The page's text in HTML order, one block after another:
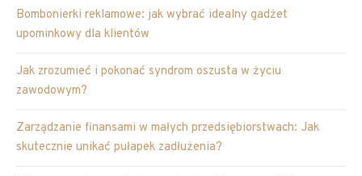
Bombonierki reklamowe: jak wybrać idealny gadżet
upominkowy dla klientów
Jak zrozumieć i pokonać syndrom oszusta w życiu
zawodowym?
Zarządzanie finansami w małych przedsiębiorstwach: Jak
skutecznie unikać pułapek zadłużenia?